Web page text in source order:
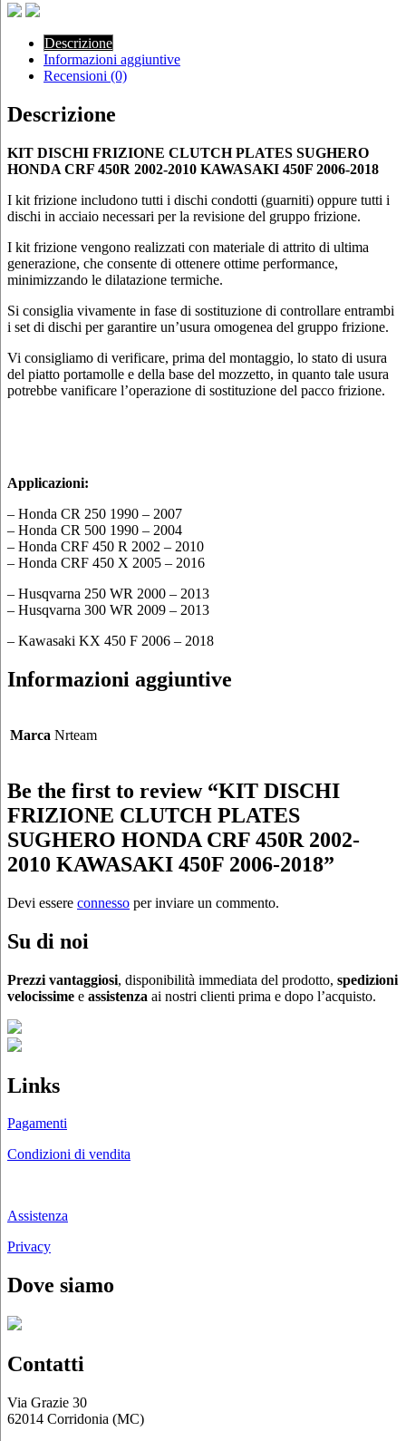
Descrizione
Informazioni aggiuntive
Recensioni (0)
Descrizione
KIT DISCHI FRIZIONE CLUTCH PLATES SUGHERO
HONDA CRF 450R 2002-2010 KAWASAKI 450F 2006-2018
I kit frizione includono tutti i dischi condotti (guarniti) oppure tutti i
dischi in acciaio necessari per la revisione del gruppo frizione.
I kit frizione vengono realizzati con materiale di attrito di ultima
generazione, che consente di ottenere ottime performance,
minimizzando le dilatazione termiche.
Si consiglia vivamente in fase di sostituzione di controllare entrambi
i set di dischi per garantire un’usura omogenea del gruppo frizione.
Vi consigliamo di verificare, prima del montaggio, lo stato di usura
del piatto portamolle e della base del mozzetto, in quanto tale usura
potrebbe vanificare l’operazione di sostituzione del pacco frizione.
Applicazioni:
– Honda CR 250 1990 – 2007
– Honda CR 500 1990 – 2004
– Honda CRF 450 R 2002 – 2010
– Honda CRF 450 X 2005 – 2016
– Husqvarna 250 WR 2000 – 2013
– Husqvarna 300 WR 2009 – 2013
– Kawasaki KX 450 F 2006 – 2018
Informazioni aggiuntive
Marca Nrteam
Be the first to review “KIT DISCHI
FRIZIONE CLUTCH PLATES
SUGHERO HONDA CRF 450R 2002-
2010 KAWASAKI 450F 2006-2018”
Devi essere connesso per inviare un commento.
Su di noi
Prezzi vantaggiosi, disponibilità immediata del prodotto, spedizioni
velocissime e assistenza ai nostri clienti prima e dopo l’acquisto.
Links
Pagamenti
Condizioni di vendita
Assistenza
Privacy
Dove siamo
Contatti
Via Grazie 30
62014 Corridonia (MC)